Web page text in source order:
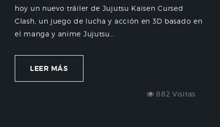
hoy un nuevo tráiler de Jujutsu Kaisen Cursed
Clash, un juego de lucha y acción en 3D basado en
el manga y anime Jujutsu...
LEER MÁS
882 Visitas